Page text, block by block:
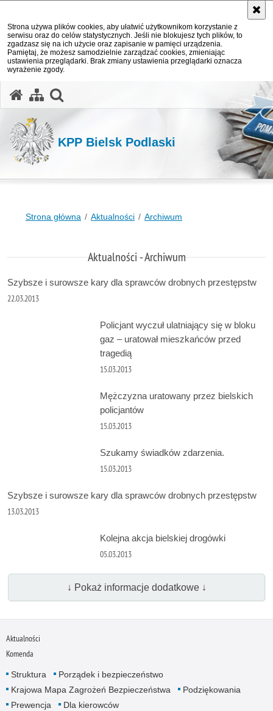
Strona używa plików cookies, aby ułatwić użytkownikom korzystanie z
serwisu oraz do celów statystycznych. Jeśli nie blokujesz tych plików, to
zgadzasz się na ich użycie oraz zapisanie w pamięci urządzenia.
Pamiętaj, że możesz samodzielnie zarządzać cookies, zmieniając
ustawienia przeglądarki. Brak zmiany ustawienia przeglądarki oznacza
wyrażenie zgody.
KPP Bielsk Podlaski
Strona główna Aktualności Archiwum
Aktualności - Archiwum
Szybsze i surowsze kary dla sprawców drobnych przestępstw
22.03.2013
Policjant wyczuł ulatniający się w bloku
gaz – uratował mieszkańców przed
tragedią
15.03.2013
Mężczyzna uratowany przez bielskich
policjantów
15.03.2013
Szukamy świadków zdarzenia.
15.03.2013
Szybsze i surowsze kary dla sprawców drobnych przestępstw
13.03.2013
Kolejna akcja bielskiej drogówki
05.03.2013
↓ Pokaż informacje dodatkowe ↓
Aktualności
Komenda
Struktura
Porządek i bezpieczeństwo
Krajowa Mapa Zagrożeń Bezpieczeństwa
Podziękowania
Prewencja
Dla kierowców